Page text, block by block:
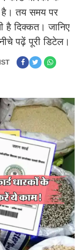
है। तय समय पर
है दिक्कत। जानिए
पढ़ें पूरी डिटेल।